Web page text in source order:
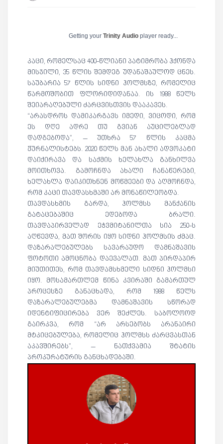
Getting your Trinity Audio player ready...
კაცი, რომელსაც 400-წლიანი პატიმრობა ჰქონდა
მისჯილი, 35 წლის შემდეგ უდანაშაულოდ ცნეს.
საუბარია 57 წლის სიდნი ჰოლმსზე, რომელიც
წარმოშობით ფლორიდიდანაა. ის 1988 წელს
შეიარაღებული ძარცვისთვის დააკავეს.
“არასდროს დამიკარგავს იმედი, ვიცოდი, რომ
ეს დღე ადრე თუ გვიან აუცილებლად
დადგებოდა”, – უთხრა 57 წლის კაცმა
ჟურნალისტებს. 2020 წელს მან ახალი ადვოკატი
დაიქირავა და საქმის ხელახლა განხილვა
მოითხოვა. გამოჩნდა ახალი ჩანაწერები,
ხელახლა დაიკითხნენ მოწმეები და აღმოჩნდა,
რომ კაცი თავდასხმაში არ მონაწილეობდა.
თავდასხმის გარდა, ჰოლმსს მანქანის
გატაცებაშიც ედებოდა ბრალი.
თავდაპირველად ეჭვმიტანილთა სია 250-ს
აღწევდა, მათ შორის იყო სიდნი ჰოლმსის ძმაც.
დაზარალებულებს სავარაუდო დამნაშავის
ფოტოთი ამოცნობა დაევალათ. მათ პირდაპირ
მიუთითეს, რომ თავდამსხმელი სიდნი ჰოლმსი
იყო. მოსამართლემ წინა კვირაში გამართულ
პროცესზე განაცხადა, რომ 1988 წელს
დაზარალებულებმა დამნაშავის სწორად
იდენტიფიცირება ვერ შეძლეს. საბოლოოდ
გაირკვა, რომ “არ არსებობს არანაირი
მტკიცებულება, რომელიც ჰოლმსს ძარცვასთან
აკავშირებს”, – ნათქვამია შტატის
პროკურატურის განცხადებაში.